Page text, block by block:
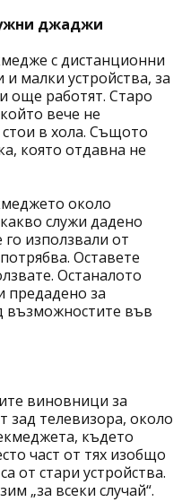
джаджи
с дистанционни
малки устройства, за
още работят. Старо
вече не
в хола. Същото
която отдавна не
около
служи дадено
го използвали от
Оставете
Останалото
предадено за
възможностите във
виновници за
зад телевизора, около
където
част от тях изобщо
от стари устройства.
„за всеки случай“.